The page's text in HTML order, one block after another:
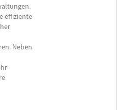
effiziente
Neben